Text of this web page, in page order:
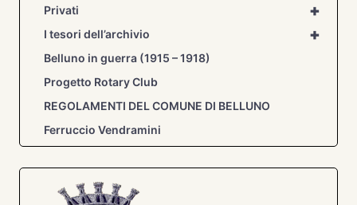
+
Privati
+
I tesori dell’archivio
Belluno in guerra (1915 – 1918)
Progetto Rotary Club
REGOLAMENTI DEL COMUNE DI BELLUNO
Ferruccio Vendramini